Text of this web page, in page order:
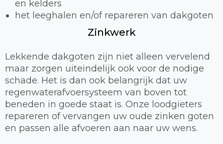
en kelders
het leeghalen en/of repareren van dakgoten
Zinkwerk
Lekkende dakgoten zijn niet alleen vervelend
maar zorgen uiteindelijk ook voor de nodige
schade. Het is dan ook belangrijk dat uw
regenwaterafvoersysteem van boven tot
beneden in goede staat is. Onze loodgieters
repareren of vervangen uw oude zinken goten
en passen alle afvoeren aan naar uw wens.